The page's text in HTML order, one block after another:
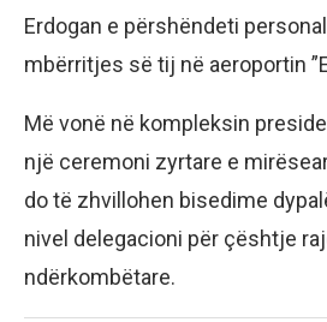
Erdogan e përshëndeti
mbërritjes së tij në aeroportin
Më vonë në kompleksin
një ceremoni zyrtare e
do të zhvillohen bisedime
nivel delegacioni për çështje
ndërkombëtare.